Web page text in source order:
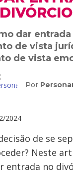
DIVÓRCIO
dar
de vista
de vista
Por
2024
de se
Neste
entrada no